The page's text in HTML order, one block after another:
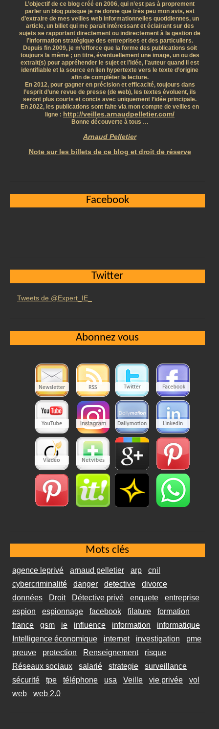
L’objectif de ce blog créé en 2006, qui n’est pas à proprement
parler un blog puisque je ne donne que très peu mon avis, est
d’extraire de mes veilles web informationnelles quotidiennes, un
article, un billet qui me parait intéressant et éclairant sur des
sujets se rapportant directement ou indirectement à la gestion de
l’information stratégique des entreprises et des particuliers.
Depuis fin 2009, je m’efforce que la forme des publications soit
toujours la même ; un titre, éventuellement une image, un ou des
extrait(s) pour appréhender le sujet et l’idée, l’auteur quand il est
identifiable et la source en lien hypertexte vers le texte d’origine
afin de compléter la lecture.
En 2012, pour gagner en précision et efficacité, toujours dans
l’esprit d’une revue de presse (de web), les textes évoluent, ils
seront plus courts et concis avec uniquement l’idée principale.
En 2022, les publications sont faite via mon compte de veilles en
ligne : http://veilles.arnaudpelletier.com/
Bonne découverte à tous …
Arnaud Pelletier
Note sur les billets de ce blog et droit de réserve
Facebook
Twitter
Tweets de @Expert_IE_
Abonnez vous
Mots clés
agence leprivé arnaud pelletier arp
cnil
cybercriminalité
danger detective
divorce
données
Droit Détective privé enquete
entreprise
espion
espionnage facebook filature
formation
france
gsm ie influence information
informatique
Intelligence économique
internet investigation
pme
preuve
protection Renseignement
risque
Réseaux sociaux
salarié strategie
surveillance
sécurité
tpe téléphone usa Veille vie privée
vol
web
web 2.0